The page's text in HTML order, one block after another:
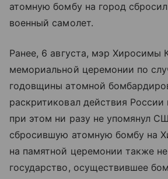
атомную бомбу на город
военный самолет.
Ранее, 6 августа, мэр Хиросимы
мемориальной церемонии по
годовщины атомной
раскритиковал действия России
при этом ни разу не упомянул
сбросившую атомную бомбу на
на памятной церемонии также не
государство, осуществившее